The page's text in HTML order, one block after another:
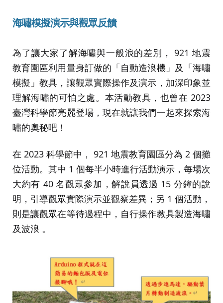
海嘯模擬演示與觀眾反饋
為了讓大家了解海嘯與一般浪的差別， 921 地震
教育園區利用量身訂做的「自動造浪機」及「海嘯
模擬」教具，讓觀眾實際操作及演示，加深印象並
理解海嘯的可怕之處。本活動教具，也曾在 2023
臺灣科學節亮麗登場，現在就讓我們一起來探索海
嘯的奧秘吧！
在 2023 科學節中， 921 地震教育園區分為 2 個攤
位活動。其中 1 個每半小時進行活動演示，每場次
大約有 40 名觀眾參加，解說員透過 15 分鐘的說
明，引導觀眾實際演示並觀察差異；另 1 個活動，
則是讓觀眾在等待過程中，自行操作教具製造海嘯
及波浪 。